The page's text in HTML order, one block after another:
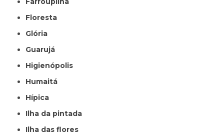
Floresta
Glória
Guarujá
Higienópolis
Humaitá
Hípica
Ilha da pintada
Ilha das flores